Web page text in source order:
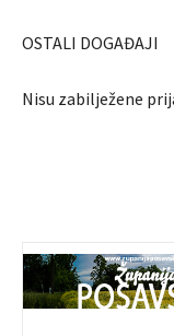
OSTALI DOGAĐAJI
Nisu zabilježene